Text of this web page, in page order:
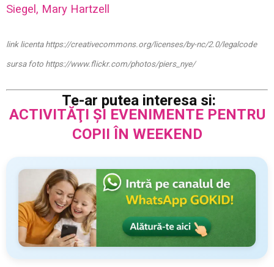
Siegel, Mary Hartzell
link licenta https://creativecommons.org/licenses/by-nc/2.0/legalcode
sursa foto https://www.flickr.com/photos/piers_nye/
Te-ar putea interesa si:
ACTIVITĂŢI ŞI EVENIMENTE PENTRU
COPII ÎN WEEKEND